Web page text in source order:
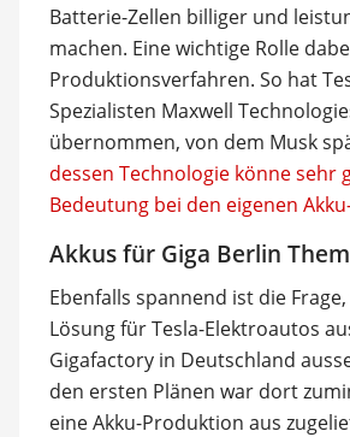
Batterie-Zellen billiger und
machen. Eine wichtige Rolle
Produktionsverfahren. So hat
Spezialisten Maxwell
übernommen, von dem Musk
dessen Technologie könne sehr
Bedeutung bei den eigenen
Akkus für Giga Berlin
Ebenfalls spannend ist die
Lösung für Tesla-Elektroautos
Gigafactory in Deutschland
den ersten Plänen war dort
eine Akku-Produktion aus